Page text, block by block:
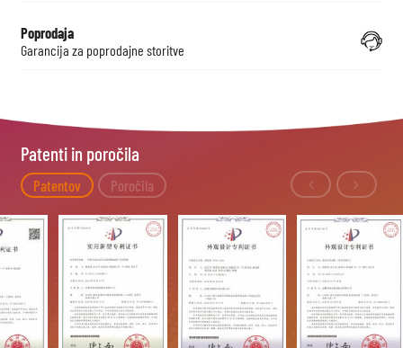
Poprodaja
Garancija za poprodajne storitve
Patenti in poročila
Patentov Poročila